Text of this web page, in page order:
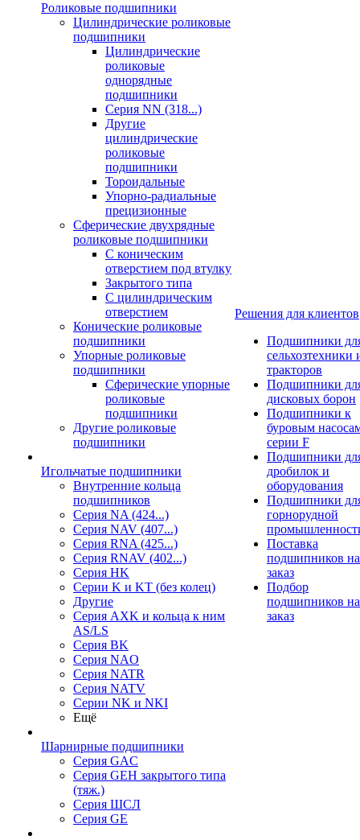
Роликовые подшипники
Цилиндрические роликовые
подшипники
Цилиндрические
роликовые
однорядные
подшипники
Серия NN (318...)
Другие
цилиндрические
роликовые
подшипники
Тороидальные
Упорно-радиальные
прецизионные
Сферические двухрядные
роликовые подшипники
С коническим
отверстием под втулку
Закрытого типа
С цилиндрическим
отверстием
Конические роликовые
подшипники
Упорные роликовые
подшипники
Сферические упорные
роликовые
подшипники
Другие роликовые
подшипники
Игольчатые подшипники
Внутренние кольца
подшипников
Серия NA (424...)
Серия NAV (407...)
Серия RNA (425...)
Серия RNAV (402...)
Серия HK
Серии K и KT (без колец)
Другие
Серия AXK и кольца к ним
AS/LS
Серия BK
Серия NAO
Серия NATR
Серия NATV
Серии NK и NKI
Ещё
Шарнирные подшипники
Серия GAC
Серия GEH закрытого типа
(тяж.)
Серия ШСЛ
Серия GE
Решения для клиентов
Подшипники
сельхозтехники
тракторов
Подшипники
дисковых борон
Подшипники к
буровым
серии F
Подшипники
дробилок и
оборудования
Подшипники
горнорудной
Поставка
подшипников на
заказ
Подбор
подшипников на
заказ